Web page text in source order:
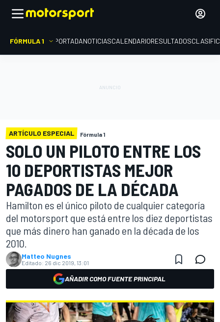
FÓRMULA 1 PORTADANOTICIASCALENDARIORESULTADOS
ARTÍCULO ESPECIAL Fórmula 1
SOLO UN PILOTO ENTRE LOS
10 DEPORTISTAS MEJOR
PAGADOS DE LA DÉCADA
Hamilton es el único piloto de cualquier categoría
del motorsport que está entre los diez deportistas
que más dinero han ganado en la década de los
2010.
Matteo Nugnes
Editado: 26 dic 2019, 13:01
AÑADIR COMO FUENTE PRINCIPAL